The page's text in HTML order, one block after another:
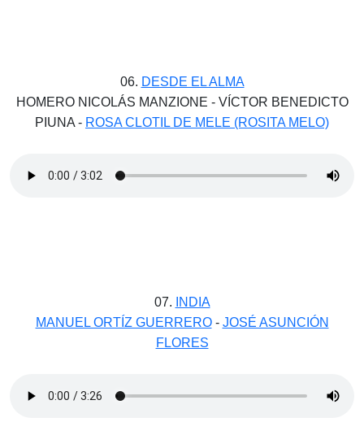
06. DESDE EL ALMA
HOMERO NICOLÁS MANZIONE - VÍCTOR BENEDICTO
PIUNA - ROSA CLOTIL DE MELE (ROSITA MELO)
07.
INDIA
MANUEL ORTÍZ GUERRERO- JOSÉ ASUNCIÓN
FLORES